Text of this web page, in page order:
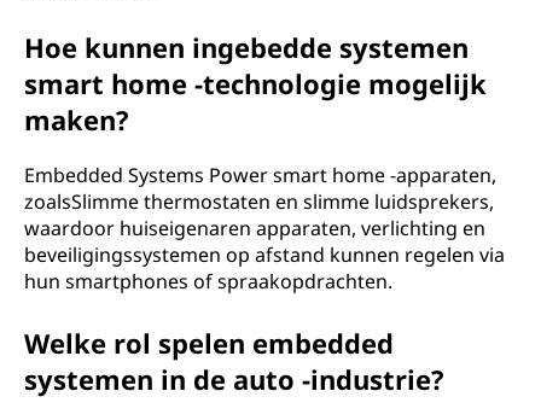
Hoe kunnen ingebedde systemen
smart home -technologie mogelijk
maken?
Embedded Systems Power smart home -apparaten,
zoalsSlimme thermostaten en slimme luidsprekers,
waardoor huiseigenaren apparaten, verlichting en
beveiligingssystemen op afstand kunnen regelen via
hun smartphones of spraakopdrachten.
Welke rol spelen embedded
systemen in de auto -industrie?